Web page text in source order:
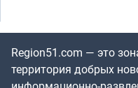
Region51.com — это
территория добрых